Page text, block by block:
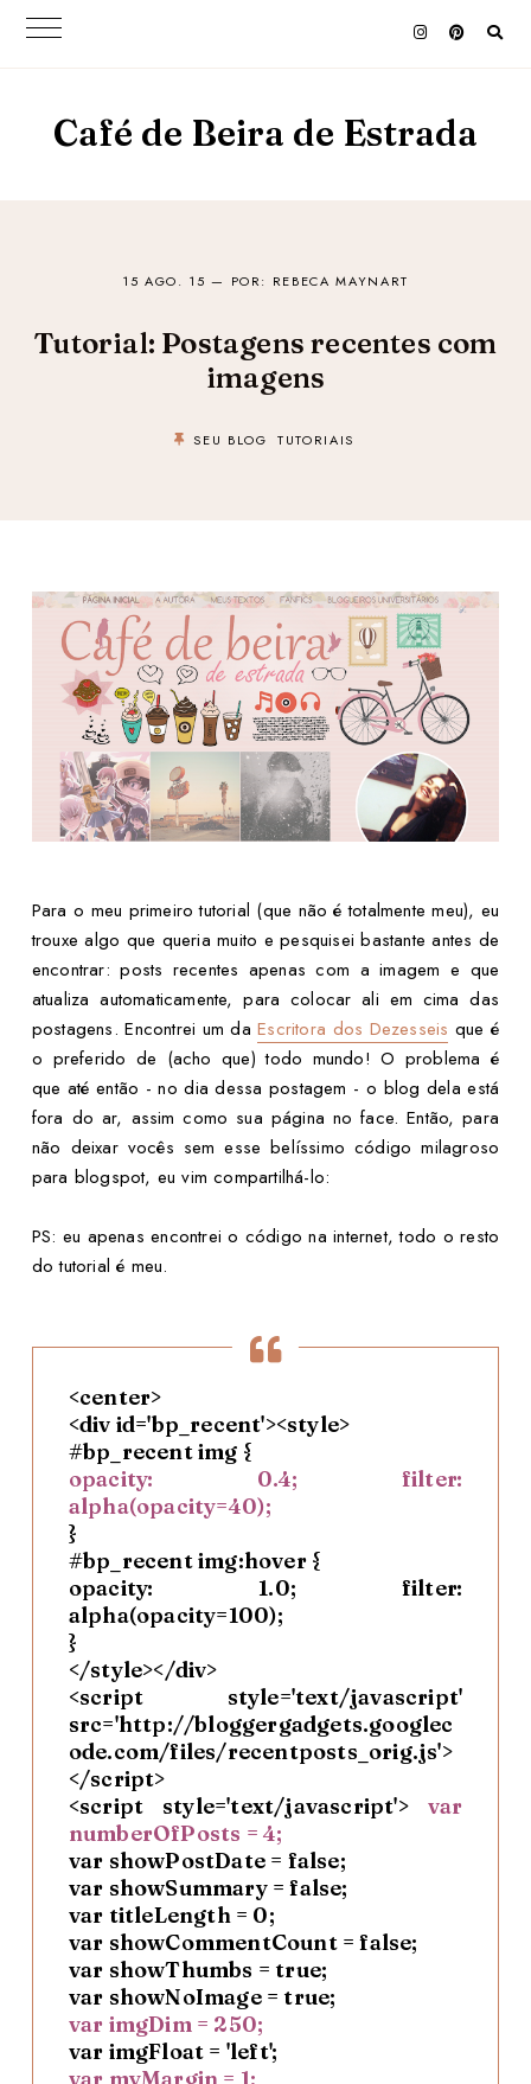
Café de Beira de Estrada
15 AGO. 15 — POR: REBECA MAYNART
Tutorial: Postagens recentes com
imagens
SEU BLOG TUTORIAIS
Para o meu primeiro tutorial (que não é totalmente meu), eu
trouxe algo que queria muito e pesquisei bastante antes de
encontrar: posts recentes apenas com a imagem e que
atualiza automaticamente, para colocar ali em cima das
postagens. Encontrei um daEscritora dos Dezesseis que é
o preferido de (acho que) todo mundo! O problema é
que até então - no dia dessa postagem - o blog dela está
fora do ar, assim como sua página no face. Então, para
não deixar vocês sem esse belíssimo código milagroso
para blogspot, eu vim compartilhá-lo:
PS: eu apenas encontrei o código na internet, todo o resto
do tutorial é meu.
<center>
<div id='bp_recent'><style>
#bp_recent img {
opacity: 0.4; filter:
alpha(opacity=40);
}
#bp_recent img:hover {
opacity: 1.0; filter:
alpha(opacity=100);
}
</style></div>
<script style='text/javascript'
src='http://bloggergadgets.googlec
ode.com/files/recentposts_orig.js'>
</script>
<script style='text/javascript'> var
numberOfPosts = 4;
var showPostDate = false;
var showSummary = false;
var titleLength = 0;
var showCommentCount = false;
var showThumbs = true;
var showNoImage = true;
var imgDim = 250;
var imgFloat = 'left';